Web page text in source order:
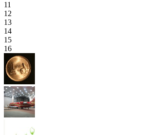
11
12
13
14
15
16